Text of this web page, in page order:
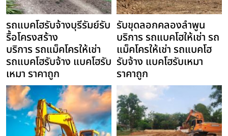
รถแบคโฮรับจ้างบุรีรัมย์รับ
รื้อโครงสร้าง
บริการ รถแม็คโครให้เช่า
รถแบคโฮรับจ้าง แบคโฮรับ
เหมา ราคาถูก
รับขุดลอกคลองลำพูน
บริการ รถแบคโฮให้เช่า รถ
แม็คโครให้เช่า รถแบคโฮ
รับจ้าง แบคโฮรับเหมา
ราคาถูก